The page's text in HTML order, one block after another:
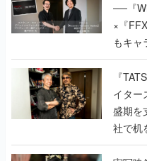
──『
×『
もキャ
で作り
く
『
イター
盛期を
社で机
『